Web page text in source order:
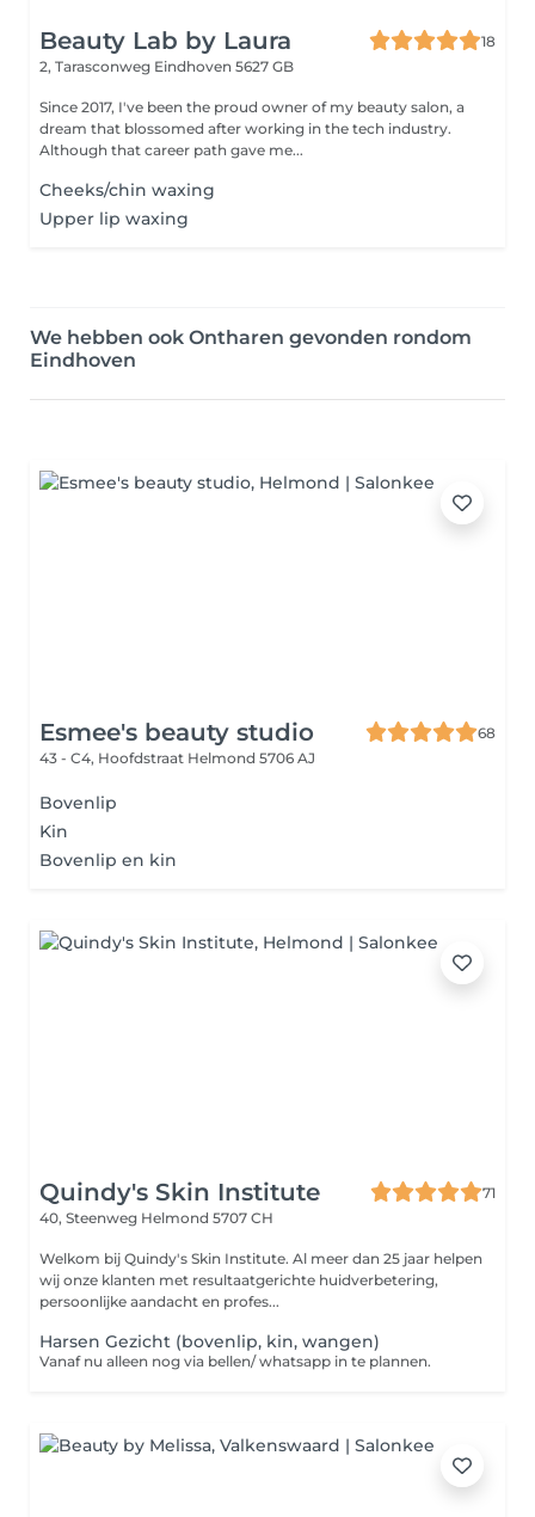
Beauty Lab by Laura
18
2, Tarasconweg Eindhoven 5627 GB
Since 2017, I've been the proud owner of my beauty salon, a
dream that blossomed after working in the tech industry.
Although that career path gave me...
Cheeks/chin waxing
Upper lip waxing
We hebben ook Ontharen gevonden rondom
Eindhoven
Esmee's beauty studio
68
43 - C4, Hoofdstraat Helmond 5706 AJ
Bovenlip
Kin
Bovenlip en kin
Quindy's Skin Institute
71
40, Steenweg Helmond 5707 CH
Welkom bij Quindy's Skin Institute. Al meer dan 25 jaar helpen
wij onze klanten met resultaatgerichte huidverbetering,
persoonlijke aandacht en profes...
Harsen Gezicht (bovenlip, kin, wangen)
Vanaf nu alleen nog via bellen/ whatsapp in te plannen.